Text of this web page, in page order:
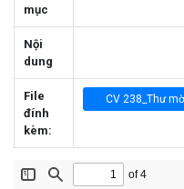
mục
Nội
dung
File
đính
kèm:
CV 238_Thư